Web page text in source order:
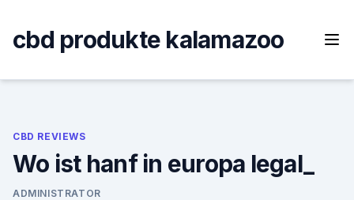
content
cbd produkte kalamazoo
CBD REVIEWS
Wo ist hanf in europa legal_
ADMINISTRATOR